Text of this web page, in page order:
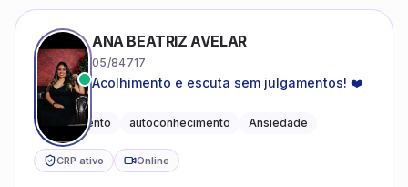
ANA BEATRIZ AVELAR
05/84717
Acolhimento e escuta sem julgamentos! ❤️
Acolhimento autoconhecimento Ansiedade
CRP ativo Online